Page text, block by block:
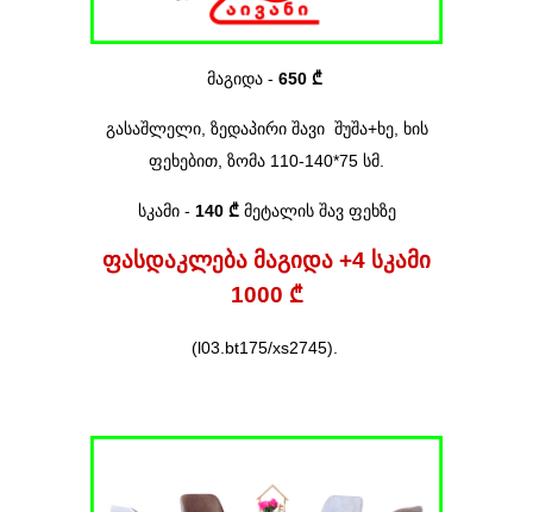
მაგიდა- 650 ₾
გასაშლელი, ზედაპირი შავი შუშა+ხე, ხის
ფეხებით, ზომა 110-140*75 სმ.
სკამი- 140 ₾მეტალის შავ ფეხზე
ფასდაკლება მაგიდა +4 სკამი
1000 ₾
(l03.bt175/xs2745).